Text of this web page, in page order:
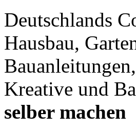
Deutschlands
Hausbau,
Kreative und
selber machen